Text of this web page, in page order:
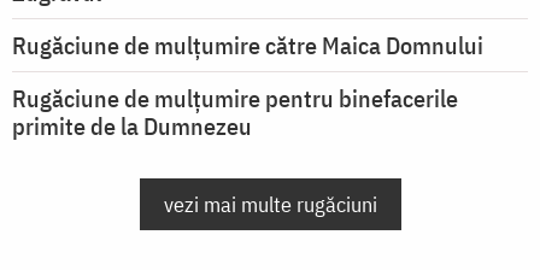
Rugăciune de mulţumire către Maica Domnului
Rugăciune de mulțumire pentru binefacerile
primite de la Dumnezeu
vezi mai multe rugăciuni